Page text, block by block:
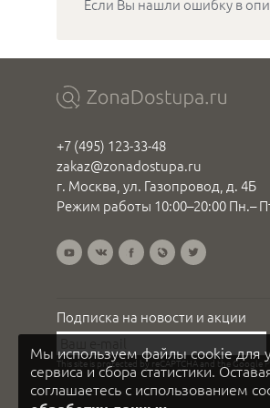
Мы используем файлы cookie для
сервиса и сбора статистики.
соглашаетесь с использованием
Если Вы нашли ошибку в
+7 (495) 123-33-48
zakaz@zonadostupa.ru
г. Москва, ул. Газопровод, д. 4Б
Режим работы 10:00–20:00 Пн.–
Подписка на новости и акции
This site is protected by reCAPTCHA and the Google